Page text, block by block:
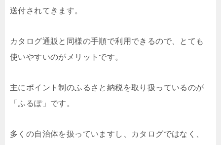
送付されてきます。
カタログ通販と同様の手順で利用できるので、とても
使いやすいのがメリットです。
主にポイント制のふるさと納税を取り扱っているのが
「ふるぽ」です。
多くの自治体を扱っていますし、カタログではなく、